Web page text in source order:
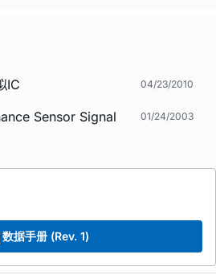
IC 04/23/2010
Sensor Signal
01/24/2003
数据手册 (Rev. 1)